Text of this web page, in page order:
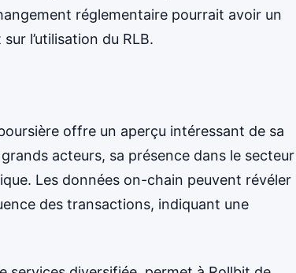
réglementaire pourrait avoir un
l’utilisation du RLB.
offre un aperçu intéressant de sa
acteurs, sa présence dans le secteur
Les données on-chain peuvent révéler
des transactions, indiquant une